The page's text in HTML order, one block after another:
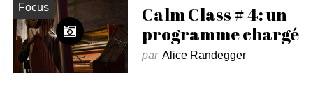
Focus
Calm Class # 4: un
programme chargé
par Alice Randegger